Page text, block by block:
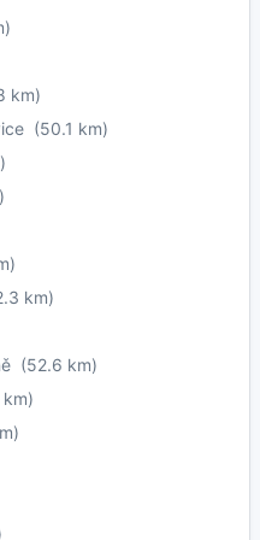
km)
(50.1 km)
km)
(52.6 km)